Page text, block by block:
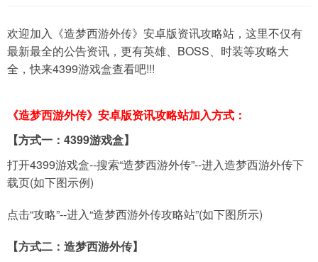
欢迎加入《造梦西游外传》安卓版资讯攻略站，这里不仅有
最新最全的公告资讯，更有英雄、BOSS、时装等攻略大
全，快来4399游戏盒查看吧!!!
《造梦西游外传》安卓版资讯攻略站加入方式：
【方式一：4399游戏盒】
打开4399游戏盒--搜索“造梦西游外传”--进入造梦西游外传下
载页(如下图示例)
点击“攻略”--进入“造梦西游外传攻略站”(如下图所示)
【方式二：造梦西游外传】